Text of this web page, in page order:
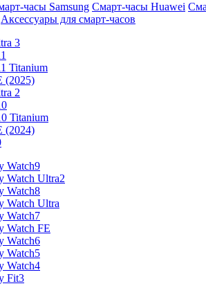
часы Samsung Смарт-часы Huawei
Аксессуары для смарт-часов
3
Titanium
(2025)
2
Titanium
(2024)
Watch9
Watch Ultra2
Watch8
Watch Ultra
Watch7
Watch FE
Watch6
Watch5
Watch4
Fit3